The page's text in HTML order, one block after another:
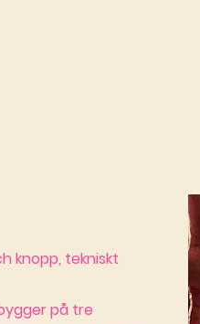
knopp, tekniskt
på tre